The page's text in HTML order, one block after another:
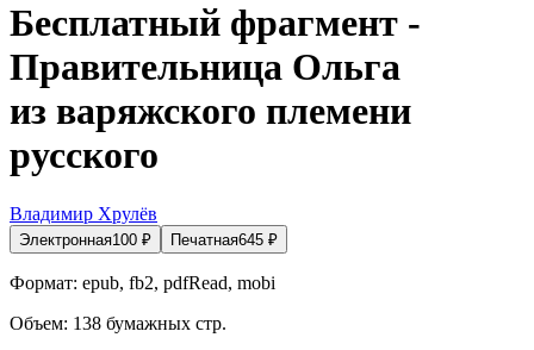
Бесплатный фрагмент -
Правительница Ольга
из варяжского племени
русского
Владимир Хрулёв
Электронная100 ₽ Печатная645 ₽
Формат: epub, fb2, pdfRead, mobi
Объем: 138 бумажных стр.